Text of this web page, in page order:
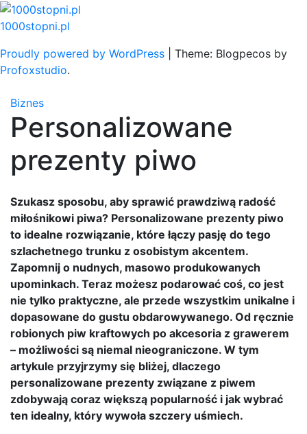
Skip
to
1000stopni.pl
Proudly powered by WordPress
Theme: Blogpecos by
Profoxstudio.
Biznes
Personalizowane
prezenty piwo
Szukasz sposobu, aby sprawić prawdziwą radość
miłośnikowi piwa? Personalizowane prezenty piwo
to idealne rozwiązanie, które łączy pasję do tego
szlachetnego trunku z osobistym akcentem.
Zapomnij o nudnych, masowo produkowanych
upominkach. Teraz możesz podarować coś, co jest
nie tylko praktyczne, ale przede wszystkim unikalne i
dopasowane do gustu obdarowywanego. Od ręcznie
robionych piw kraftowych po akcesoria z grawerem
– możliwości są niemal nieograniczone. W tym
artykule przyjrzymy się bliżej, dlaczego
personalizowane prezenty związane z piwem
zdobywają coraz większą popularność i jak wybrać
ten idealny, który wywoła szczery uśmiech.